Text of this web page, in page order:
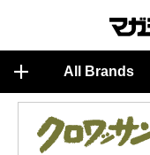
All Brands